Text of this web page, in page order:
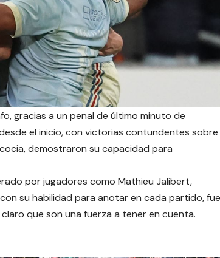
gracias a un penal de último minuto de
el inicio, con victorias contundentes sobre
demostraron su capacidad para
por jugadores como Mathieu Jalibert,
su habilidad para anotar en cada partido, fue
que son una fuerza a tener en cuenta.